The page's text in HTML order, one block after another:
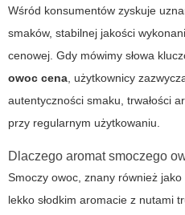
Wśród konsumentów zyskuje
smaków, stabilnej jakości
cenowej. Gdy mówimy słowa
owoc cena, użytkownicy
autentyczności smaku, trwałości
przy regularnym użytkowaniu.
Dlaczego aromat smoczego
Smoczy owoc, znany również
lekko słodkim aromacie z nutami